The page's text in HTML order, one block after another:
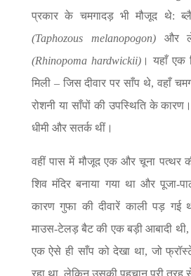
प्रकार के चमगादड़ भी मौजूद थे:
(Taphozous melanopogon)और
(Rhinopoma hardwickii)। यहाँ एक
मिली – जिस दीवार पर साँप थे, वहाँ
रोशनी या साँपों की उपस्थिति के
धीमी और सतर्क थीं।
वहीं पास में मौजूद एक और चूना पत्थर
शिव मंदिर बनाया गया था और पूजा-
कारण गुफा की दीवारें काली पड़ गई
माउस-टेलड़ बैट की एक बड़ी आबादी
एक ऐसे ही साँप को देखा था, जो
रहा था, लेकिन उसकी पहचान पूरी तरह से